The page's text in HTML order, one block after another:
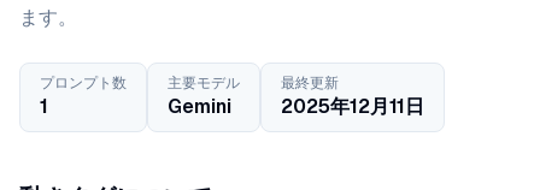
ます。
プロンプト数
1
主要モデル
Gemini
最終更新
2025年12月11日